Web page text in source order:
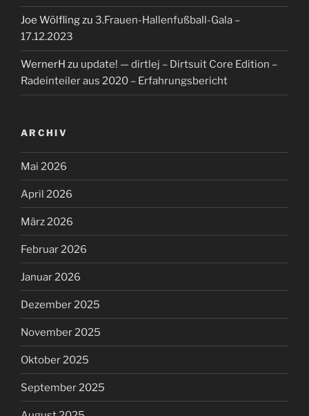
Joe Wölflingzu 3.Frauen-Hallenfußball-Gala –
17.12.2023
WernerH zu update! — dirtlej – Dirtsuit Core Edition –
Radeinteiler aus 2020 – Erfahrungsbericht
ARCHIV
Mai 2026
April 2026
März 2026
Februar 2026
Januar 2026
Dezember 2025
November 2025
Oktober 2025
September 2025